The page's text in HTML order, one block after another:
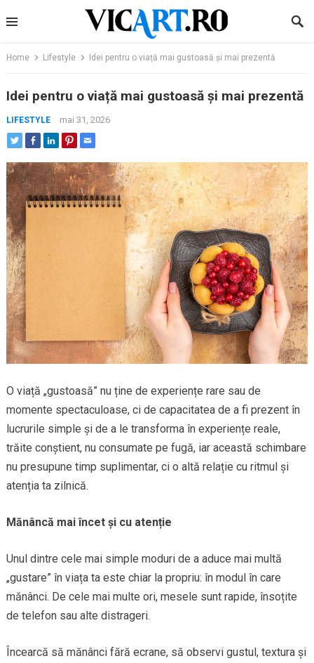
to
Home Lifestyle Idei pentru o viață mai gustoasă și mai prezentă
Idei pentru o viață mai gustoasă și mai prezentă
LIFESTYLE mai 31, 2026
O viață „gustoasă” nu ține de experiențe rare sau de
momente spectaculoase, ci de capacitatea de a fi prezent în
lucrurile simple și de a le transforma în experiențe reale,
trăite conștient, nu consumate pe fugă, iar această schimbare
nu presupune timp suplimentar, ci o altă relație cu ritmul și
atenția ta zilnică.
Mănâncă mai încet și cu atenție
Unul dintre cele mai simple moduri de a aduce mai multă
„gustare” în viața ta este chiar la propriu: în modul în care
mănânci. De cele mai multe ori, mesele sunt rapide, însoțite
de telefon sau alte distrageri.
Încearcă să mănânci fără ecrane, să observi gustul, textura și